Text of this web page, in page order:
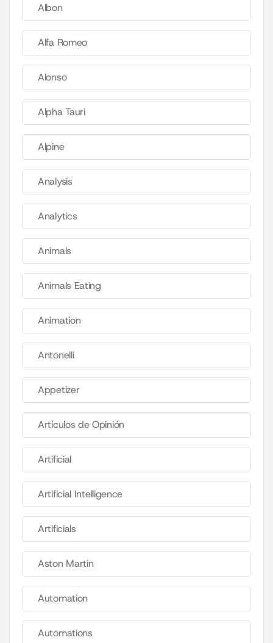
Albon
Alfa Romeo
Alonso
Alpha Tauri
Alpine
Analysis
Analytics
Animals
Animals Eating
Animation
Antonelli
Appetizer
Artículos de Opinión
Artificial
Artificial Intelligence
Artificials
Aston Martin
Automation
Automations